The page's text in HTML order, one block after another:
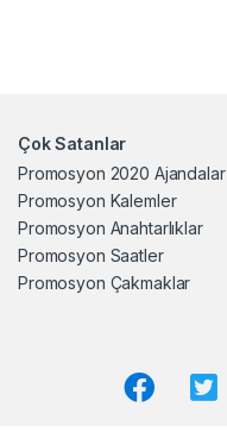
Çok Satanlar
Promosyon 2020 Ajandalar
Promosyon Kalemler
Promosyon Anahtarlıklar
Promosyon Saatler
Promosyon Çakmaklar